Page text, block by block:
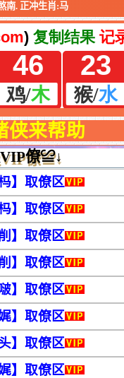
南. 正冲生肖:马
侠来帮助
僚≌↓
】 取僚区
】 取僚区
】 取僚区
】 取僚区
】 取僚区
】 取僚区
】 取僚区
】 取僚区